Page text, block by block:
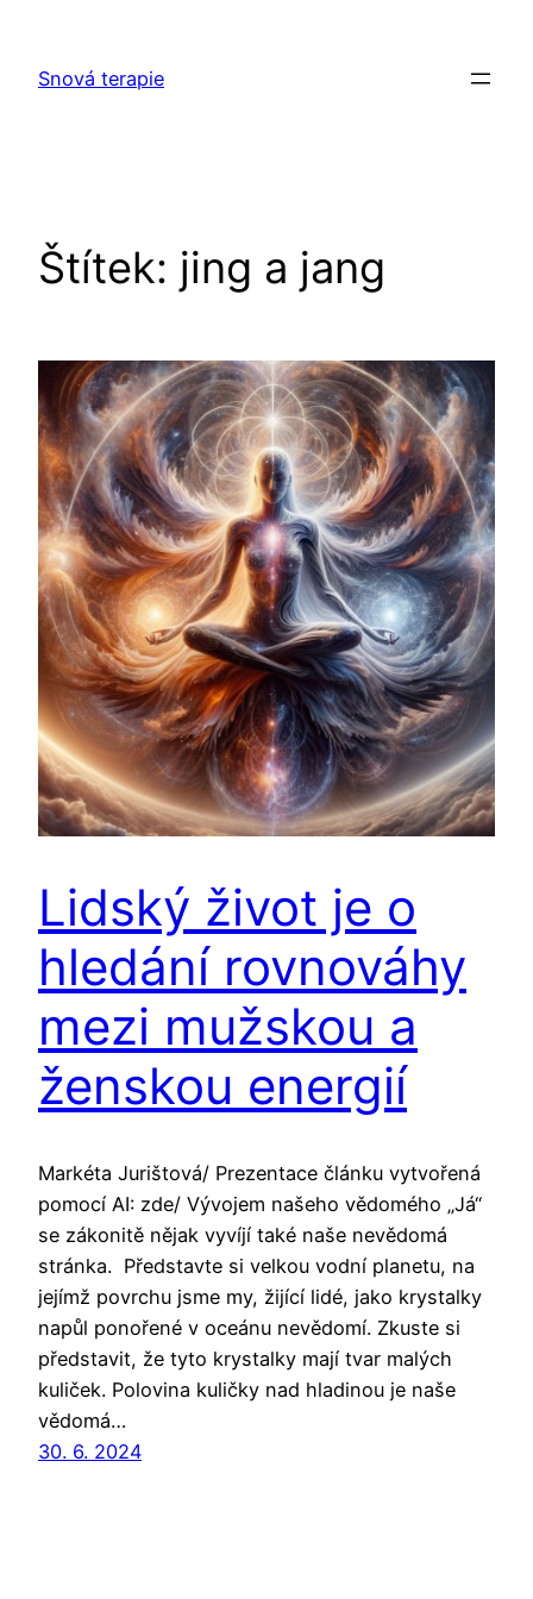
obsah
Snová terapie
Štítek: jing a jang
Lidský život je o
hledání rovnováhy
mezi mužskou a
ženskou energií
Markéta Jurištová/ Prezentace článku vytvořená
pomocí AI: zde/ Vývojem našeho vědomého „Já“
se zákonitě nějak vyvíjí také naše nevědomá
stránka. Představte si velkou vodní planetu, na
jejímž povrchu jsme my, žijící lidé, jako krystalky
napůl ponořené v oceánu nevědomí. Zkuste si
představit, že tyto krystalky mají tvar malých
kuliček. Polovina kuličky nad hladinou je naše
vědomá…
30. 6. 2024